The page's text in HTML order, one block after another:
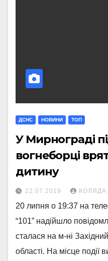
ДСНС НОВИНИ ТОП
У Мирнограді
вогнеборці
дитину
22.07.2019
20 липня о 19:37 на
“101” надійшло
сталася на м-ні
області. На місце події